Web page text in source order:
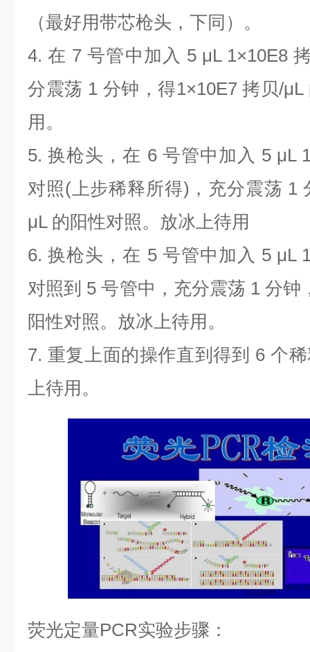
（最好用带芯枪头，下同）。
4.在 7号管中加入 5 μL 1×10E8
分震荡 1 分钟，得1×10E7 拷贝/μL
用。
5.换枪头，在 6 号管中加入 5 μL
对照(上步稀释所得) ，充分震荡 1
μL 的阳性对照。放冰上待用
6.换枪头，在 5 号管中加入 5 μL
对照到 5号管中，充分震荡 1分钟
阳性对照。放冰上待用。
7. 重复上面的操作直到得到 6 个
上待用。
荧光定量PCR实验步骤：